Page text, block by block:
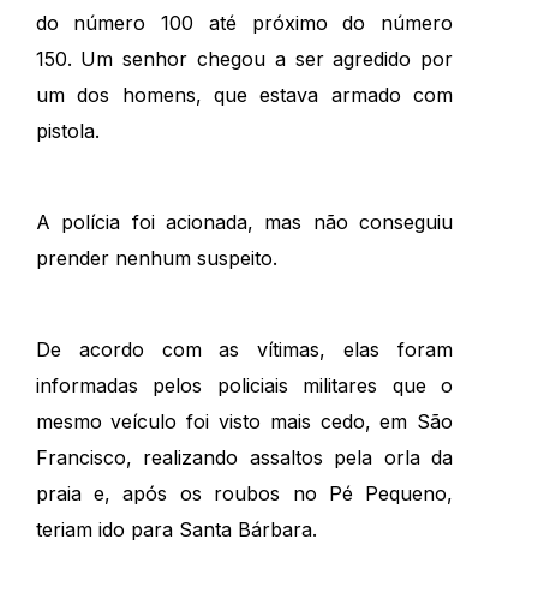
do número 100 até próximo do número
150. Um senhor chegou a ser agredido por
um dos homens, que estava armado com
pistola.
A polícia foi acionada, mas não conseguiu
prender nenhum suspeito.
De acordo com as vítimas, elas foram
informadas pelos policiais militares que o
mesmo veículo foi visto mais cedo, em São
Francisco, realizando assaltos pela orla da
praia e, após os roubos no Pé Pequeno,
teriam ido para Santa Bárbara.